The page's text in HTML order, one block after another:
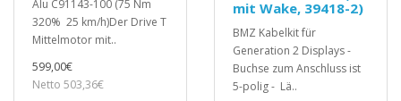
Alu C91143-100 (75 Nm
320% 25 km/h)Der Drive T
Mittelmotor mit..
599,00€
Netto 503,36€
mit Wake, 39418-2)
BMZ Kabelkit für
Generation 2 Displays -
Buchse zum Anschluss ist
5-polig - Lä..